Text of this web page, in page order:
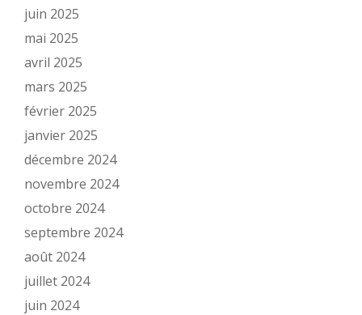
juin 2025
mai 2025
avril 2025
mars 2025
février 2025
janvier 2025
décembre 2024
novembre 2024
octobre 2024
septembre 2024
août 2024
juillet 2024
juin 2024